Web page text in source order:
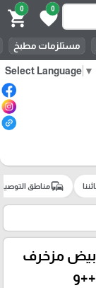
Select Language ▼
0
favorite
0
shopping_cart
مستلزمات مطبخ
commuteمناطق
ابيض مزخرف